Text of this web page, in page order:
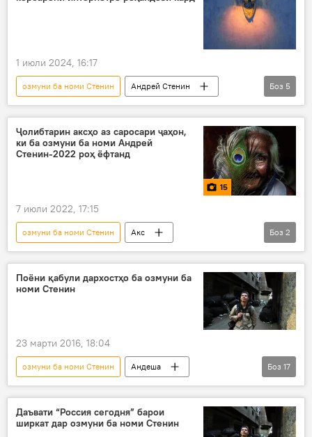
1 июли 2024, 16:17
озмуни ба номи Стенин
Андрей Стенин
интернет
овоздиҳӣ
Русия
Дар Русия
"Россия сегодня"
Боз 5
Ҷолибтарин аксҳо аз саросари ҷаҳон,
ки ба озмуни ба номи Андрей
Стенин-2022 роҳ ёфтанд
15
7 июли 2022, 17:15
озмуни ба номи Стенин
Акс
Андрей Стенин
Дар Русия
Боз 2
Поёни қабули дархостҳо ба озмуни ба
номи Стенин
23 марти 2016, 18:04
озмуни ба номи Стенин
Андеша
Дар ҷаҳон
Иҷтимоъ
Таҳқиқ
Ҳамаи хабарҳо
Маскав
ИМА
Ҳиндустон
Андрей Стенин
Боз 17
Даъвати “Россия сегодня” барои
ширкат дар озмуни ба номи Стенин